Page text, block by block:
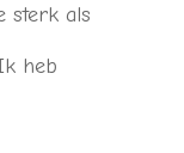
sterk als
heb